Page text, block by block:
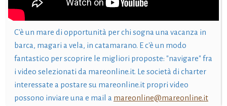
C'è un mare di opportunità per chi sogna una vacanza in
barca, magari a vela, in catamarano. E c'è un modo
fantastico per scoprire le migliori proposte: "navigare" fra
i video selezionati da mareonline.it. Le società di charter
interessate a postare su mareonline.it propri video
possono inviare una e mail a mareonline@mareonline.it